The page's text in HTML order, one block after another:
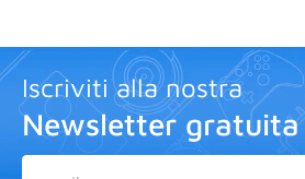
Iscriviti alla nostra
Newsletter gratuita